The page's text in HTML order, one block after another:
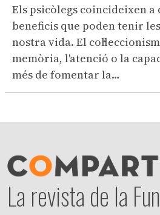
Els psicòlegs coincideixen a
beneficis que poden tenir
nostra vida. El
memòria, l'atenció o la
més de fomentar la…
La revista de la